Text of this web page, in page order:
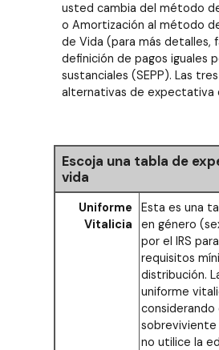
usted cambia del método
o Amortización al método
de Vida (para más detalles,
definición de pagos iguales
sustanciales (SEPP). Las
alternativas de expectativa
Escoja una tabla de
vida
Uniforme
Vitalicia
Esta es una
en género
por el IRS
requisitos
distribución.
uniforme
considerando
no utilice la